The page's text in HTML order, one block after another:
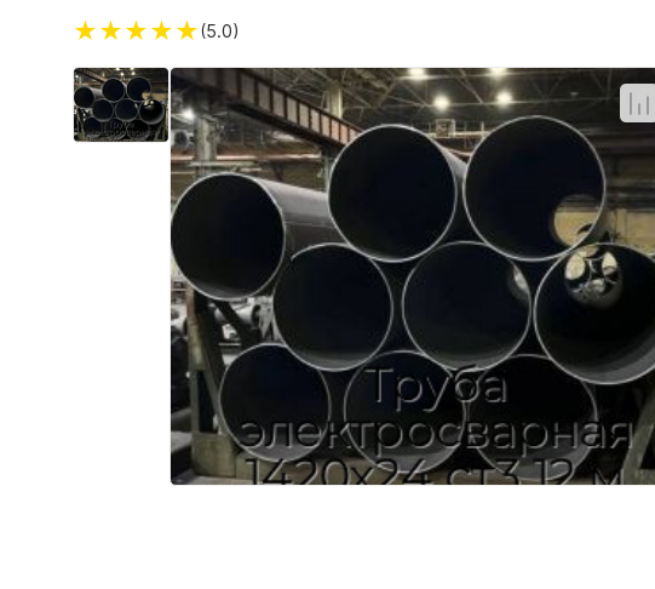
★★★★★(5.0)